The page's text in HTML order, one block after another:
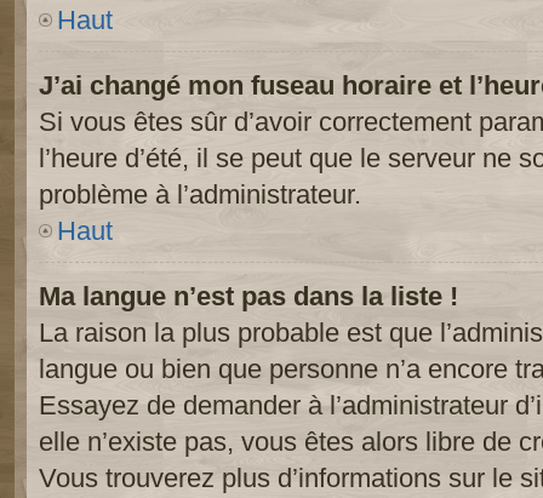
Haut
J’ai changé mon fuseau horaire et
Si vous êtes sûr d’avoir correctement
l’heure d’été, il se peut que le serveur ne
problème à l’administrateur.
Haut
Ma langue n’est pas dans la liste !
La raison la plus probable est que
langue ou bien que personne n’a encore
Essayez de demander à l’administrateur
elle n’existe pas, vous êtes alors libre de
Vous trouverez plus d’informations sur le